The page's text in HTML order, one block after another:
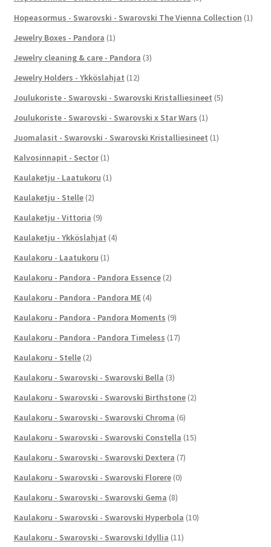
Hopeasormus - Swarovski - Swarovski The Vienna Collection (1)
Jewelry Boxes - Pandora (1)
Jewelry cleaning & care - Pandora (3)
Jewelry Holders - Ykköslahjat (12)
Joulukoriste - Swarovski - Swarovski Kristalliesineet (5)
Joulukoriste - Swarovski - Swarovski x Star Wars (1)
Juomalasit - Swarovski - Swarovski Kristalliesineet (1)
Kalvosinnapit - Sector (1)
Kaulaketju - Laatukoru (1)
Kaulaketju - Stelle (2)
Kaulaketju - Vittoria (9)
Kaulaketju - Ykköslahjat (4)
Kaulakoru - Laatukoru (1)
Kaulakoru - Pandora - Pandora Essence (2)
Kaulakoru - Pandora - Pandora ME (4)
Kaulakoru - Pandora - Pandora Moments (9)
Kaulakoru - Pandora - Pandora Timeless (17)
Kaulakoru - Stelle (2)
Kaulakoru - Swarovski - Swarovski Bella (3)
Kaulakoru - Swarovski - Swarovski Birthstone (2)
Kaulakoru - Swarovski - Swarovski Chroma (6)
Kaulakoru - Swarovski - Swarovski Constella (15)
Kaulakoru - Swarovski - Swarovski Dextera (7)
Kaulakoru - Swarovski - Swarovski Florere (0)
Kaulakoru - Swarovski - Swarovski Gema (8)
Kaulakoru - Swarovski - Swarovski Hyperbola (10)
Kaulakoru - Swarovski - Swarovski Idyllia (11)